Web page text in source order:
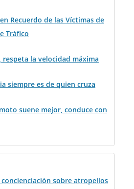
Recuerdo de las Víctimas de
Tráfico
respeta la velocidad máxima
siempre es de quien cruza
suene mejor, conduce con
concienciación sobre atropellos